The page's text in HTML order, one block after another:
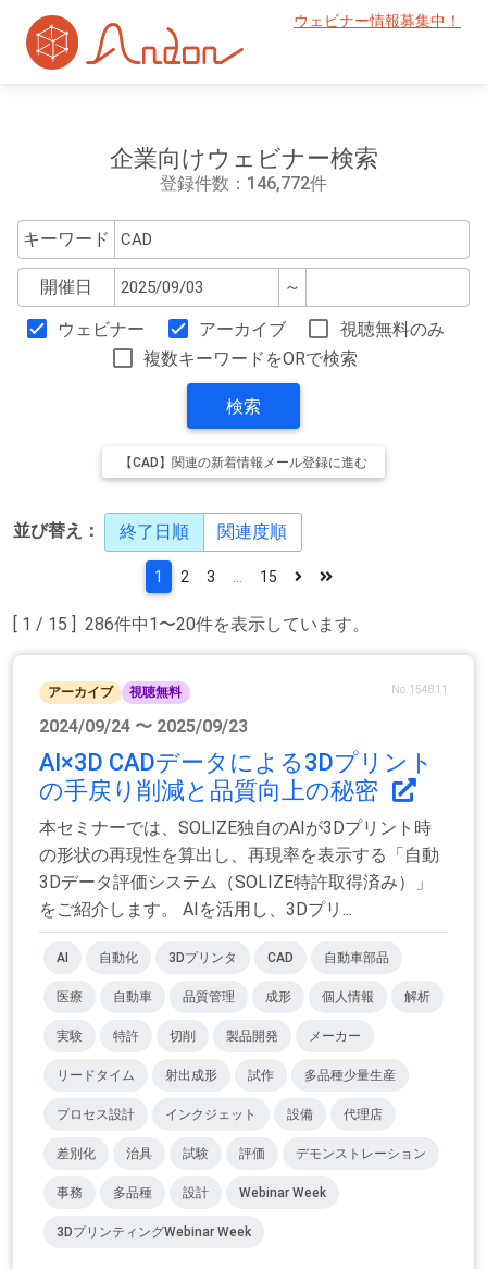
ウェビナー情報募集中！
企業向けウェビナー検索
登録件数：146,772件
キーワード
開催日 ～
ウェビナー アーカイブ
視聴無料のみ
複数キーワードをORで検索
検索
【CAD】関連の新着情報メール登録に進む
並び替え： 終了日順 関連度順
[ 1 / 15 ] 286件中1〜20件を表示しています。
1 2 3 15
アーカイブ 視聴無料 No.154811
2024/09/24 〜 2025/09/23
AI×3D CADデータによる3Dプリント
の手戻り削減と品質向上の秘密
本セミナーでは、SOLIZE独自のAIが3Dプリント時
の形状の再現性を算出し、再現率を表示する「自動
3Dデータ評価システム（SOLIZE特許取得済み）」
をご紹介します。 AIを活用し、3Dプリ...
AI 自動化 3Dプリンタ CAD 自動車部品
医療 自動車 品質管理 成形 個人情報 解析
実験 特許 切削 製品開発 メーカー
リードタイム 射出成形 試作 多品種少量生産
プロセス設計 インクジェット 設備 代理店
差別化 治具 試験 評価 デモンストレーション
事務 多品種 設計 Webinar Week
3DプリンティングWebinar Week